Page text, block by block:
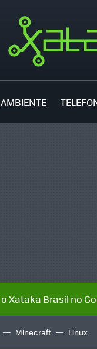
Xataka Brasil no
Minecraft Linux